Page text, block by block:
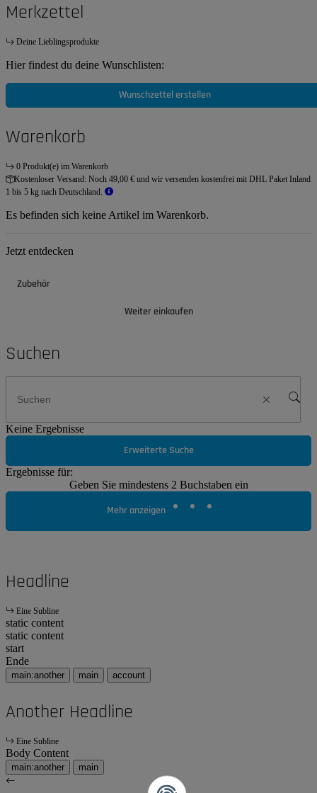
Merkzettel
Deine Lieblingsprodukte
Hier findest du deine Wunschlisten:
Wunschzettel erstellen
Warenkorb
0 Produkt(e) im Warenkorb
Kostenloser Versand: Noch 49,00 € und wir versenden kostenfrei mit DHL Paket Inland
1 bis 5 kg nach Deutschland.
Es befinden sich keine Artikel im Warenkorb.
Jetzt entdecken
Zubehör
Weiter einkaufen
Suchen
Keine Ergebnisse
Erweiterte Suche
Ergebnisse für:
Geben Sie mindestens 2 Buchstaben ein
Mehr anzeigen
Headline
Eine Subline
static content
static content
start
Ende
main:another main account
Another Headline
Eine Subline
Body Content
main:another main